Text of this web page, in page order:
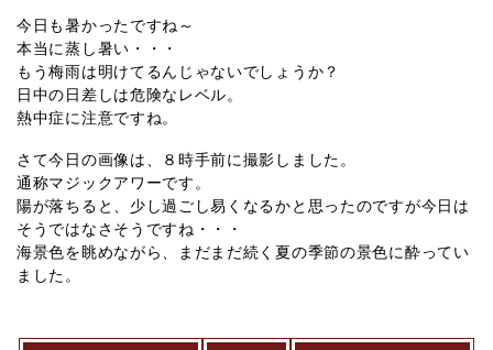
今日も暑かったですね～
本当に蒸し暑い・・・
もう梅雨は明けてるんじゃないでしょうか？
日中の日差しは危険なレベル。
熱中症に注意ですね。
さて今日の画像は、８時手前に撮影しました。
通称マジックアワーです。
陽が落ちると、少し過ごし易くなるかと思ったのですが今日は
そうではなさそうですね・・・
海景色を眺めながら、まだまだ続く夏の季節の景色に酔ってい
ました。